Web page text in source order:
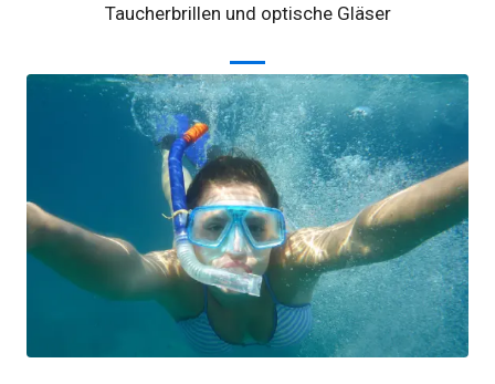
Taucherbrillen und optische Gläser